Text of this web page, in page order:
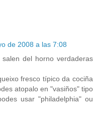
de 2008 a las 7:08
del horno verdaderas
fresco típico da cociña
atopalo en "vasiños" tipo
usar "philadelphia" ou